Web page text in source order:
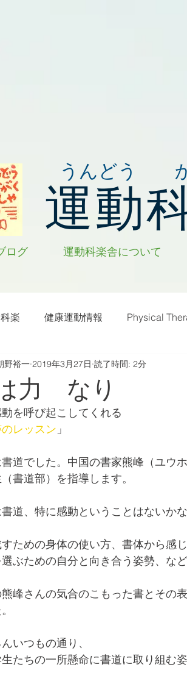
うんどう
運動
ログ 運動科楽舎について
楽 健康運動情報 Physical
な話 雑感その他
ラグビー カラダフリー
YouTube 身体メンテ ヨガ
力 なり
野裕一 2019年3月27日 読了時間: 2分
を呼び起こしてくれる
レッスン 」
道でした。中国の書家熊峰（ユウ
書道部）を指導します。
道、特に感動ということはないか
ための身体の使い方、書体から感
ぶための自分と向き合う姿勢、な
峰さんの気合のこもった書とその
いつもの通り、
たちの一所懸命に書道に取り組む